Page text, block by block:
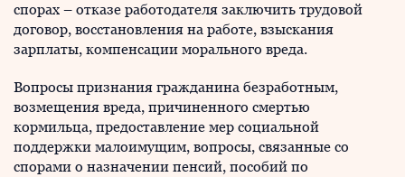
спорах – отказе работодателя заключить трудовой
договор, восстановления на работе, взыскания
зарплаты, компенсации морального вреда.
Вопросы признания гражданина безработным,
возмещения вреда, причиненного смертью
кормильца, предоставление мер социальной
поддержки малоимущим, вопросы, связанные со
спорами о назначении пенсий, пособий по